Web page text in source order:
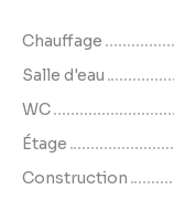
Chauffage
Salle d'eau
WC
Étage
Construction